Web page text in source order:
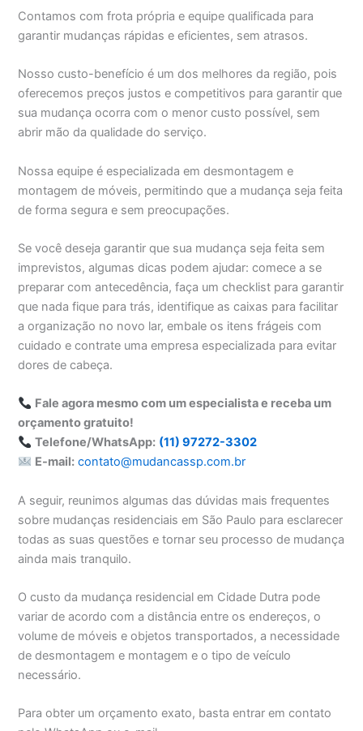
Contamos com frota própria e equipe qualificada para
garantir mudanças rápidas e eficientes, sem atrasos.
Nosso custo-benefício é um dos melhores da região, pois
oferecemos preços justos e competitivos para garantir que
sua mudança ocorra com o menor custo possível, sem
abrir mão da qualidade do serviço.
Nossa equipe é especializada em desmontagem e
montagem de móveis, permitindo que a mudança seja feita
de forma segura e sem preocupações.
Se você deseja garantir que sua mudança seja feita sem
imprevistos, algumas dicas podem ajudar: comece a se
preparar com antecedência, faça um checklist para garantir
que nada fique para trás, identifique as caixas para facilitar
a organização no novo lar, embale os itens frágeis com
cuidado e contrate uma empresa especializada para evitar
dores de cabeça.
Fale agora mesmo com um especialista e receba um
orçamento gratuito!
Telefone/WhatsApp: (11) 97272-3302
E-mail: contato@mudancassp.com.br
A seguir, reunimos algumas das dúvidas mais frequentes
sobre mudanças residenciais em São Paulo para esclarecer
todas as suas questões e tornar seu processo de mudança
ainda mais tranquilo.
O custo da mudança residencial em Cidade Dutra pode
variar de acordo com a distância entre os endereços, o
volume de móveis e objetos transportados, a necessidade
de desmontagem e montagem e o tipo de veículo
necessário.
Para obter um orçamento exato, basta entrar em contato